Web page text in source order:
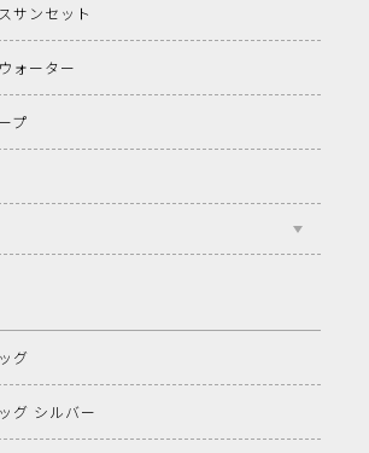
サンセット
ォーター
プ
グ
グ シルバー